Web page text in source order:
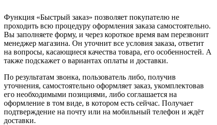
Функция «Быстрый заказ» позволяет покупателю не
проходить всю процедуру оформления заказа самостоятельно.
Вы заполняете форму, и через короткое время вам перезвонит
менеджер магазина. Он уточнит все условия заказа, ответит
на вопросы, касающиеся качества товара, его особенностей. А
также подскажет о вариантах оплаты и доставки.
По результатам звонка, пользователь либо, получив
уточнения, самостоятельно оформляет заказ, укомплектовав
его необходимыми позициями, либо соглашается на
оформление в том виде, в котором есть сейчас. Получает
подтверждение на почту или на мобильный телефон и ждёт
доставки.